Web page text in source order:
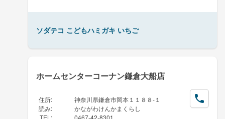
ソダテコ こどもハミガキ いちご
ホームセンターコーナン鎌倉大船店
住所:
神奈川県鎌倉市岡本１１８８-１
読み:
かながわけんかまくらし
TEL : 0467-42-8301